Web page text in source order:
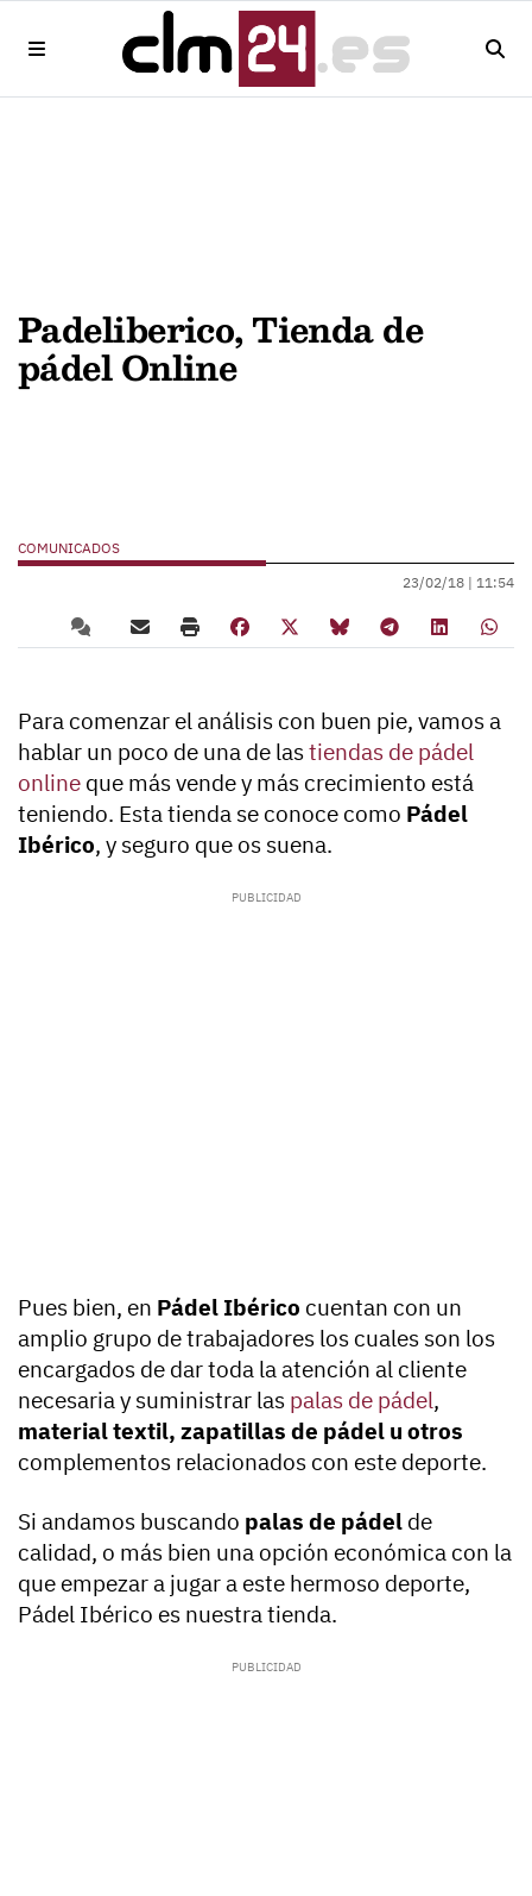
Padeliberico, Tienda de
pádel Online
COMUNICADOS
23/02/18 | 11:54
Para comenzar el análisis con buen pie, vamos a
hablar un poco de una de lastiendas de pádel
online que más vende y más crecimiento está
teniendo. Esta tienda se conoce como Pádel
Ibérico, y seguro que os suena.
Pues bien, en Pádel Ibérico cuentan con un
amplio grupo de trabajadores los cuales son los
encargados de dar toda la atención al cliente
necesaria y suministrar las palas de pádel,
material textil, zapatillas de pádel u otros
complementos relacionados con este deporte.
Si andamos buscando palas de pádel de
calidad, o más bien una opción económica con la
que empezar a jugar a este hermoso deporte,
Pádel Ibérico es nuestra tienda.